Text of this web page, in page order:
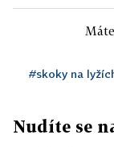
#skoky na
Nudíte se